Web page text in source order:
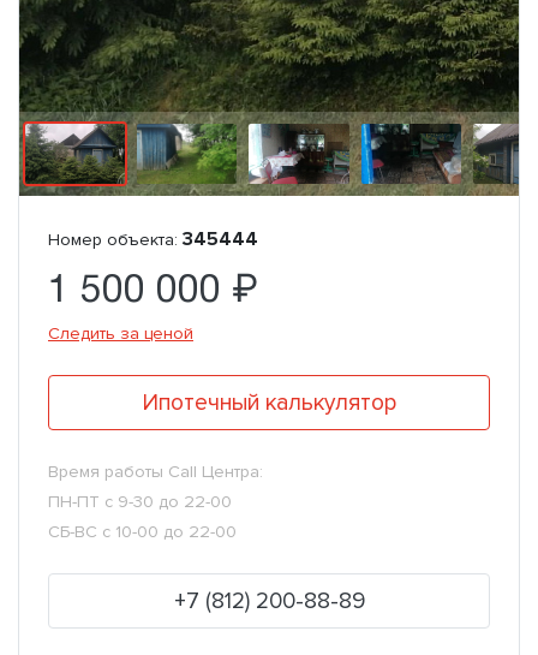
Номер объекта: 345444
1 500 000 ₽
Следить за ценой
Ипотечный калькулятор
Время работы Call Центра:
ПН-ПТ с 9-30 до 22-00
СБ-ВС с 10-00 до 22-00
+7 (812) 200-88-89